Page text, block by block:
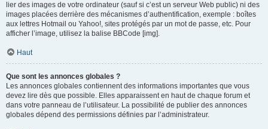
lier des images de votre ordinateur (sauf si c’est un serveur Web public) ni des
images placées derrière des mécanismes d’authentification, exemple : boîtes
aux lettres Hotmail ou Yahoo!, sites protégés par un mot de passe, etc. Pour
afficher l’image, utilisez la balise BBCode [img].
Haut
Que sont les annonces globales ?
Les annonces globales contiennent des informations importantes que vous
devez lire dès que possible. Elles apparaissent en haut de chaque forum et
dans votre panneau de l’utilisateur. La possibilité de publier des annonces
globales dépend des permissions définies par l’administrateur.